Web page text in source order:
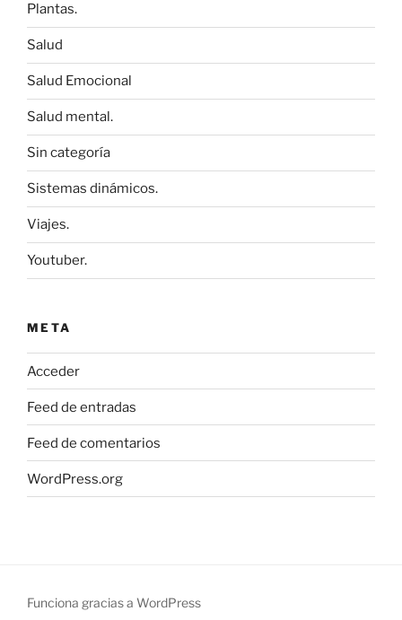
Plantas.
Salud
Salud Emocional
Salud mental.
Sin categoría
Sistemas dinámicos.
Viajes.
Youtuber.
META
Acceder
Feed de entradas
Feed de comentarios
WordPress.org
Funciona gracias a WordPress